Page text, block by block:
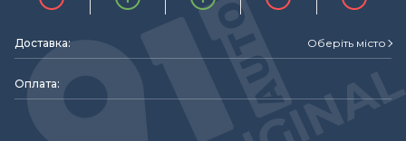
Доставка: Оберіть місто
Оплата: